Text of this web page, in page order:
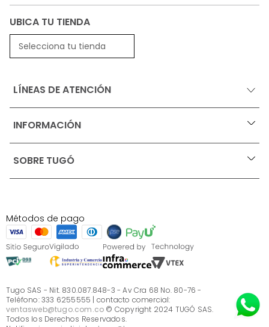
UBICA TU TIENDA
Selecciona tu tienda
LÍNEAS DE ATENCIÓN
INFORMACIÓN +
Ofertas vigentes
Términos, condiciones y restricciones para productos
S.A.S
Términos, condiciones y restricciones Tugó S.A.S
Instructivo cuidado de muebles
Sé parte de Tugó
¿Quiénes somos?
Servicio al cliente
SOBRE TUGÓ +
¿Quieres vender en Tugó?
Métodos de pago
Tugo SAS - Nit. 830.087.848-3 - Av Cra 68 No. 80-76 -
Teléfono: 333 6255555 | contacto comercial:
ventasweb@tugo.com.co © Copyright 2024 TUGÓ SAS.
Todos los Derechos Reservados.